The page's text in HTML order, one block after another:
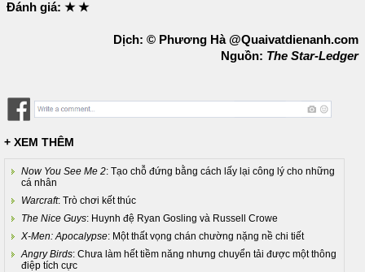
Đánh giá: ★ ★
Dịch: © Phương Hà @Quaivatdienanh.com
Nguồn: The Star-Ledger
+ XEM THÊM
Now You See Me 2: Tạo chỗ đứng bằng cách lấy lại công lý cho những
cá nhân
Warcraft: Trò chơi kết thúc
The Nice Guys: Huynh đệ Ryan Gosling và Russell Crowe
X-Men: Apocalypse: Một thất vọng chán chường nặng nề chi tiết
Angry Birds: Chưa làm hết tiềm năng nhưng chuyển tải được một thông
điệp tích cực